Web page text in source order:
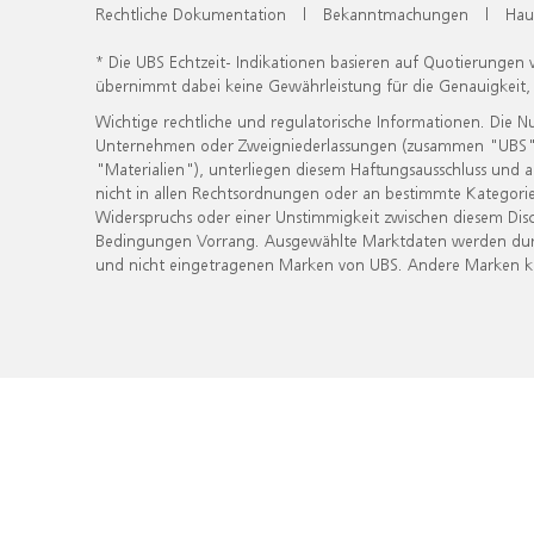
Rechtliche Dokumentation | Bekanntmachungen |
* Die UBS Echtzeit- Indikationen basieren auf
übernimmt dabei keine Gewährleistung für die
Wichtige rechtliche und regulatorische Informationen. Die
Unternehmen oder Zweigniederlassungen (zusammen
"Materialien"), unterliegen diesem Haftungsausschluss
nicht in allen Rechtsordnungen oder an bestimmte
Widerspruchs oder einer Unstimmigkeit zwischen diesem
Bedingungen Vorrang. Ausgewählte Marktdaten werden
und nicht eingetragenen Marken von UBS. Andere Marken